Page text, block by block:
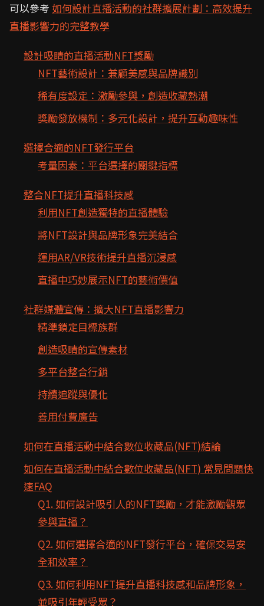
可以參考 如何設計直播活動的社群擴展計劃：高效提升
直播影響力的完整教學
設計吸睛的直播活動NFT獎勵
NFT藝術設計：兼顧美感與品牌識別
稀有度設定：激勵參與，創造收藏熱潮
獎勵發放機制：多元化設計，提升互動趣味性
選擇合適的NFT發行平台
考量因素：平台選擇的關鍵指標
整合NFT提升直播科技感
利用NFT創造獨特的直播體驗
將NFT設計與品牌形象完美結合
運用AR/VR技術提升直播沉浸感
直播中巧妙展示NFT的藝術價值
社群媒體宣傳：擴大NFT直播影響力
精準鎖定目標族群
創造吸睛的宣傳素材
多平台整合行銷
持續追蹤與優化
善用付費廣告
如何在直播活動中結合數位收藏品(NFT)結論
如何在直播活動中結合數位收藏品(NFT) 常見問題快
速FAQ
Q1. 如何設計吸引人的NFT獎勵，才能激勵觀眾
參與直播？
Q2. 如何選擇合適的NFT發行平台，確保交易安
全和效率？
Q3. 如何利用NFT提升直播科技感和品牌形象，
並吸引年輕受眾？